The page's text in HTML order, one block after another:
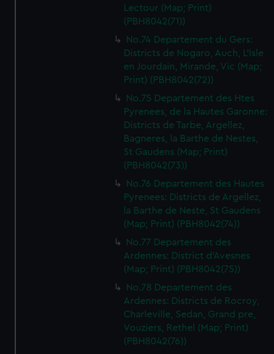
Lectour (Map; Print)
(PBH8042(71))
No.74 Departement du Gers:
Districts de Nogaro, Auch, L'Isle
en Jourdain, Mirande, Vic (Map;
Print) (PBH8042(72))
No.75 Departement des Htes
Pyrenees, de la Hautes Garonne:
Districts de Tarbe, Argellez,
Bagneres, la Barthe de Nestes,
St Gaudens (Map; Print)
(PBH8042(73))
No.76 Departement des Hautes
Pyrenees: Districts de Argellez,
la Barthe de Neste, St Gaudens
(Map; Print) (PBH8042(74))
No.77 Departement des
Ardennes: District d'Avesnes
(Map; Print) (PBH8042(75))
No.78 Departement des
Ardennes: Districts de Rocroy,
Charleville, Sedan, Grand pre,
Vouziers, Rethel (Map; Print)
(PBH8042(76))